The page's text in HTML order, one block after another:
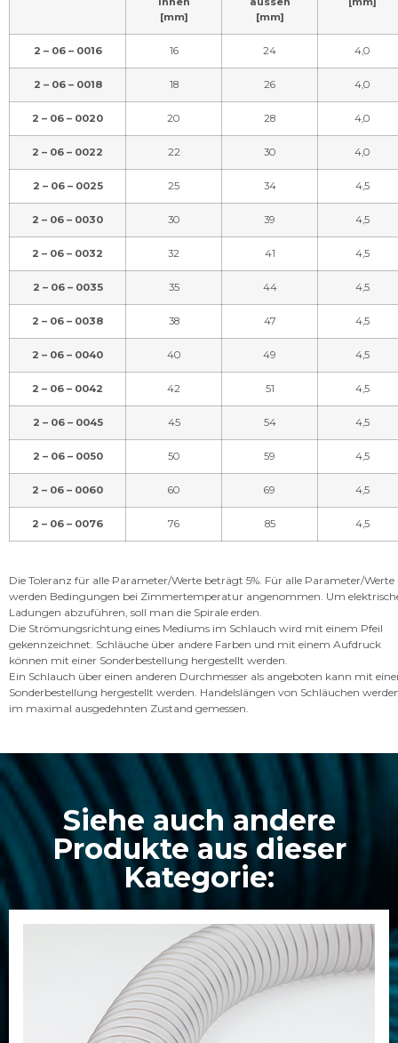
[mm]
[mm]
2 – 06 – 0016 16 24 4,0
2 – 06 – 0018 18 26 4,0
2 – 06 – 0020 20 28 4,0
2 – 06 – 0022 22 30 4,0
2 – 06 – 0025 25 34 4,5
2 – 06 – 0030 30 39 4,5
2 – 06 – 0032 32 41 4,5
2 – 06 – 0035 35 44 4,5
2 – 06 – 0038 38 47 4,5
2 – 06 – 0040 40 49 4,5
2 – 06 – 0042 42 51 4,5
2 – 06 – 0045 45 54 4,5
2 – 06 – 0050 50 59 4,5
2 – 06 – 0060 60 69 4,5
2 – 06 – 0076 76 85 4,5
Die Toleranz für alle Parameter/Werte beträgt 5%. Für alle Parameter/Werte
werden Bedingungen bei Zimmertemperatur angenommen. Um
Ladungen abzuführen, soll man die Spirale erden.
Die Strömungsrichtung eines Mediums im Schlauch wird mit einem Pfeil
gekennzeichnet. Schläuche über andere Farben und mit einem Aufdruck
können mit einer Sonderbestellung hergestellt werden.
Ein Schlauch über einen anderen Durchmesser als angeboten kann mit
Sonderbestellung hergestellt werden. Handelslängen von Schläuchen
im maximal ausgedehnten Zustand gemessen.
Siehe auch andere
Produkte aus dieser
Kategorie: